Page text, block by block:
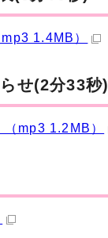
1.4MB）
せ(2分33秒)
mp3 1.2MB）